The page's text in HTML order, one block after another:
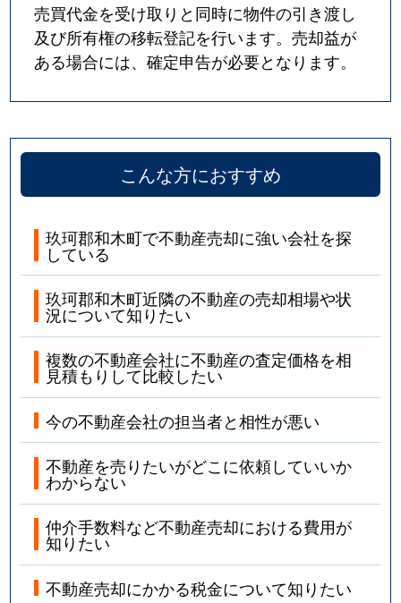
売買代金を受け取りと同時に物件の引き渡し
及び所有権の移転登記を行います。売却益が
ある場合には、確定申告が必要となります。
こんな方におすすめ
玖珂郡和木町で不動産売却に強い会社を探
している
玖珂郡和木町近隣の不動産の売却相場や状
況について知りたい
複数の不動産会社に不動産の査定価格を相
見積もりして比較したい
今の不動産会社の担当者と相性が悪い
不動産を売りたいがどこに依頼していいか
わからない
仲介手数料など不動産売却における費用が
知りたい
不動産売却にかかる税金について知りたい